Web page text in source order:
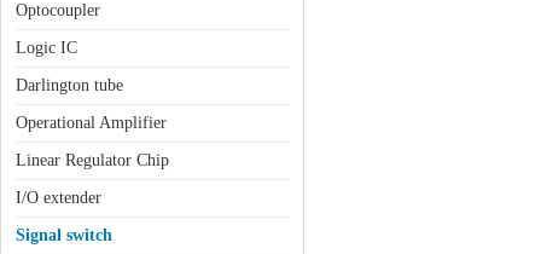
Optocoupler
Logic IC
Darlington tube
Operational Amplifier
Linear Regulator Chip
I/O extender
Signal switch